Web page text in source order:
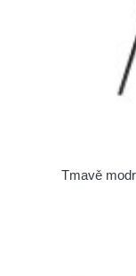
Tmavě